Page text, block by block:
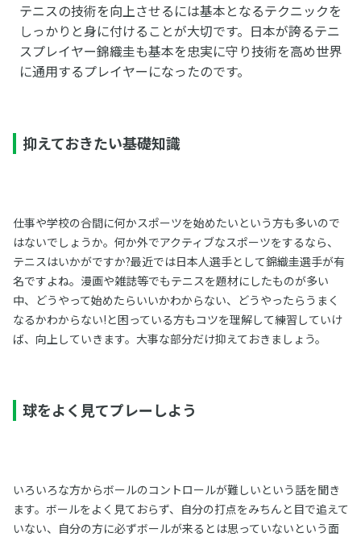
テニスの技術を向上させるには基本となるテクニックを
しっかりと身に付けることが大切です。日本が誇るテニ
スプレイヤー錦織圭も基本を忠実に守り技術を高め世界
に通用するプレイヤーになったのです。
抑えておきたい基礎知識
仕事や学校の合間に何かスポーツを始めたいという方も多いので
はないでしょうか。何か外でアクティブなスポーツをするなら、
テニスはいかがですか?最近では日本人選手として錦織圭選手が有
名ですよね。漫画や雑誌等でもテニスを題材にしたものが多い
中、どうやって始めたらいいかわからない、どうやったらうまく
なるかわからない!と困っている方もコツを理解して練習していけ
ば、向上していきます。大事な部分だけ抑えておきましょう。
球をよく見てプレーしよう
いろいろな方からボールのコントロールが難しいという話を聞き
ます。ボールをよく見ておらず、自分の打点をみちんと目で追えて
いない、自分の方に必ずボールが来るとは思っていないという面